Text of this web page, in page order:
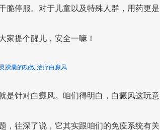
脆停服。对于儿童以及特殊人群，用药更是
家提个醒儿，安全一嘛！
胶囊的功效,治疗白癜风
是针对白癜风。咱们得明白，白癜风这玩意
，往深了说，它其实跟咱们的免疫系统有关